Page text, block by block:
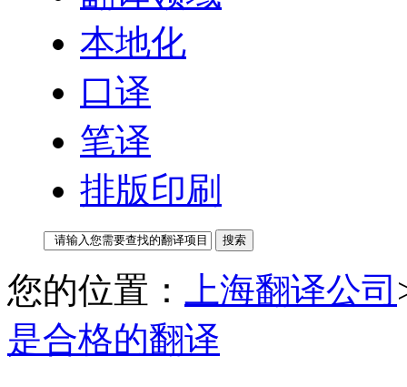
本地化
口译
笔译
排版印刷
您的位置： 上海翻译公司
是合格的翻译